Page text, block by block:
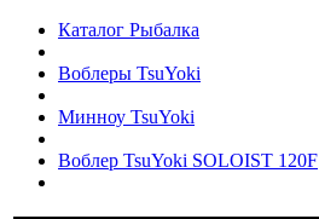
Каталог Рыбалка
Воблеры TsuYoki
Минноу TsuYoki
Воблер TsuYoki SOLOIST 120F